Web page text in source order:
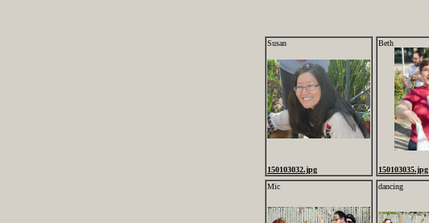
Susan
150103032.jpg
Beth
150103035.jpg
Mic
dancing